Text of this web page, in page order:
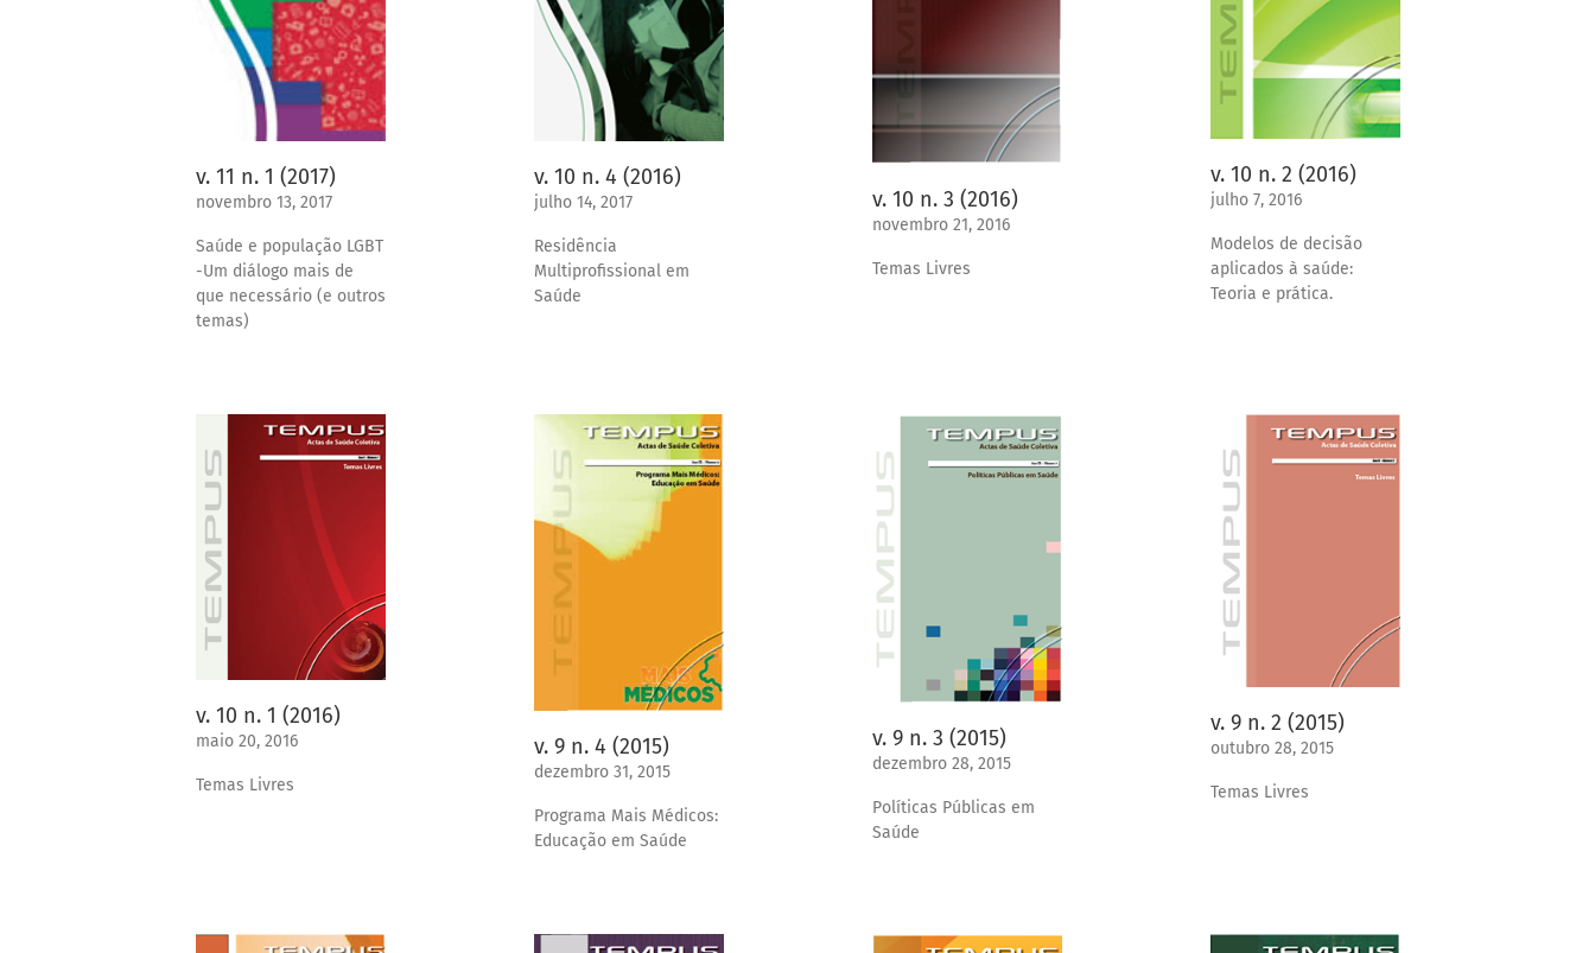
v. 11 n. 1 (2017)
novembro 13, 2017
Saúde e população LGBT
-Um diálogo mais de
que necessário (e outros
temas)
v. 10 n. 4 (2016)
julho 14, 2017
Residência
Multiprofissional em
Saúde
v. 10 n. 3 (2016)
novembro 21, 2016
Temas Livres
v. 10 n. 2 (2016)
julho 7, 2016
Modelos de decisão
aplicados à saúde:
Teoria e prática.
v. 10 n. 1 (2016)
maio 20, 2016
Temas Livres
v. 9 n. 4 (2015)
dezembro 31, 2015
Programa Mais Médicos:
Educação em Saúde
v. 9 n. 3 (2015)
dezembro 28, 2015
Políticas Públicas em
Saúde
v. 9 n. 2 (2015)
outubro 28, 2015
Temas Livres